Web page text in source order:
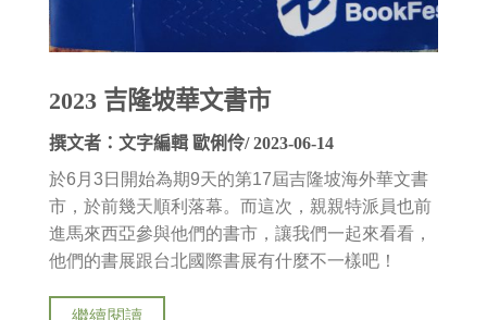
2023 吉隆坡華文書市
撰文者：文字編輯 歐俐伶/ 2023-06-14
於6月3日開始為期9天的第17屆吉隆坡海外華文書
市，於前幾天順利落幕。而這次，親親特派員也前
進馬來西亞參與他們的書市，讓我們一起來看看，
他們的書展跟台北國際書展有什麼不一樣吧！